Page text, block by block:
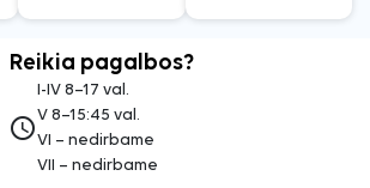
Reikia pagalbos?
access_time
I-IV 8–17 val.
V 8–15:45 val.
VI – nedirbame
VII – nedirbame